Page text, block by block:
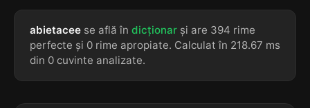
abietacee se află în dicționar și are 394 rime
perfecte și 0 rime apropiate. Calculat în 218.67 ms
din 0 cuvinte analizate.